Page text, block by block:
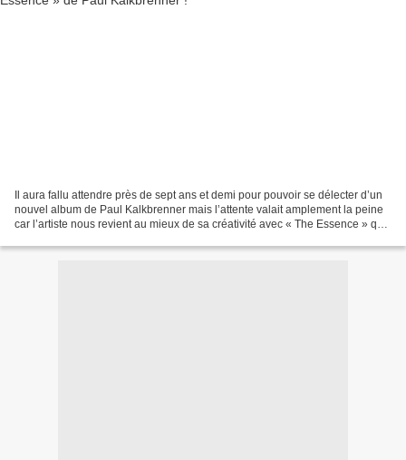
Il aura fallu attendre près de sept ans et demi pour pouvoir se délecter d’un
nouvel album de Paul Kalkbrenner mais l’attente valait amplement la peine
car l’artiste nous revient au mieux de sa créativité avec « The Essence » qui